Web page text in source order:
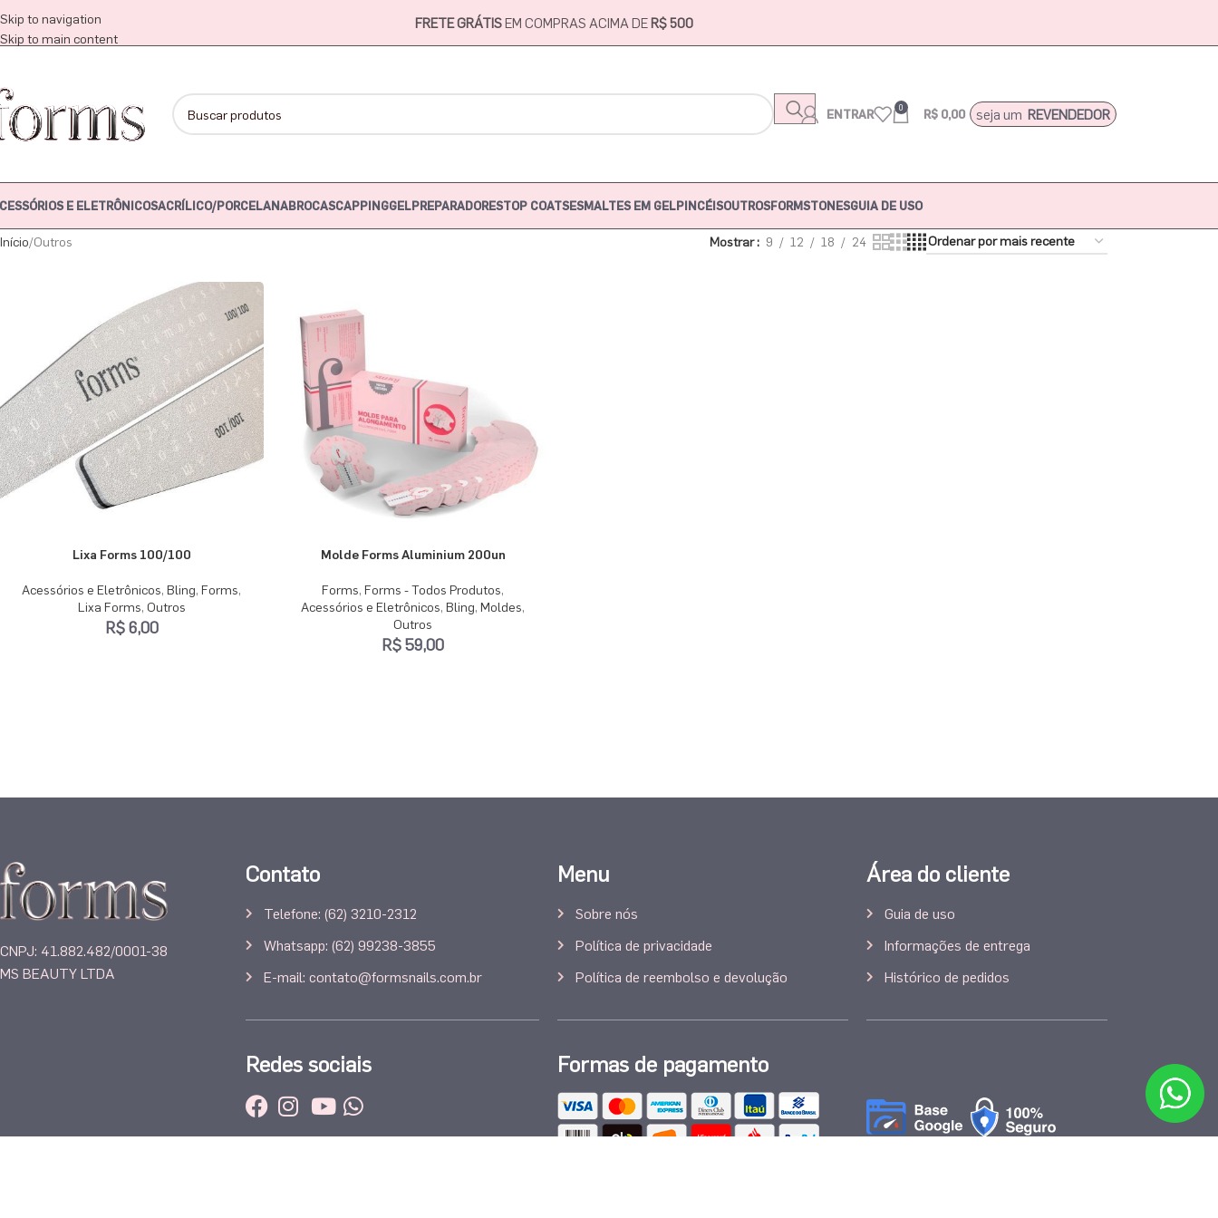
Skip to navigation
Skip to main content
FRETE GRÁTISEM COMPRAS ACIMA DER$ 500
ENTRAR 0 R$ 0,00 seja um REVENDEDOR
E ELETRÔNICOSACRÍLICO/PORCELANABROCASCAPPINGGELPREPARADORESTOP COATSESMALTES EM GELPINCÉISOUTROSFORMSTONESGUIA DE USO
Início Outros Mostrar 9 12 18 24
Lixa Forms 100/100
Acessórios e Eletrônicos, Bling, Forms,
Lixa Forms, Outros
R$6,00
Molde Forms Aluminium 200un
Forms, Forms - Todos Produtos,
Acessórios e Eletrônicos, Bling, Moldes,
Outros
R$59,00
CNPJ: 41.882.482/0001-38
MS BEAUTY LTDA
Contato
Telefone: (62) 3210-2312
Whatsapp: (62) 99238-3855
E-mail: contato@formsnails.com.br
Redes sociais
Menu
Sobre nós
Política de privacidade
Política de reembolso e devolução
Formas de pagamento
Área do cliente
Guia de uso
Informações de entrega
Histórico de pedidos